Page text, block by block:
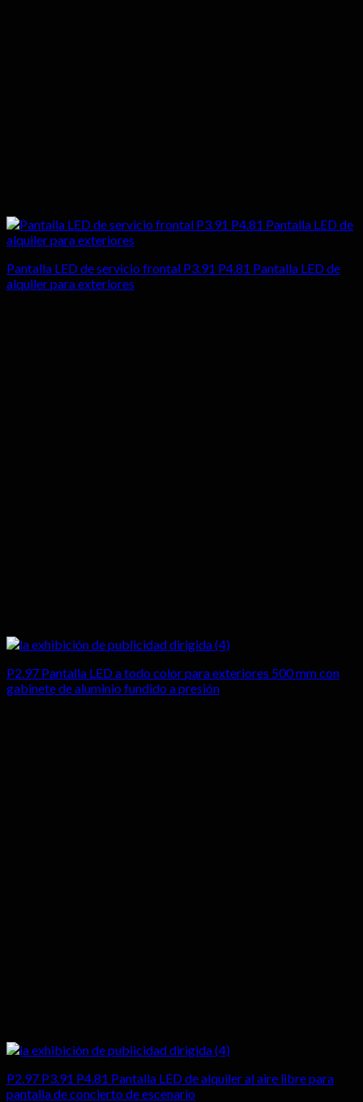
Pantalla LED de servicio frontal P3.91 P4.81 Pantalla LED de
alquiler para exteriores
P2.97 Pantalla LED a todo color para exteriores 500 mm con
gabinete de aluminio fundido a presión
P2.97 P3.91 P4.81 Pantalla LED de alquiler al aire libre para
pantalla de concierto de escenario